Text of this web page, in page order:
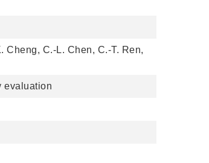
Cheng, C.-L. Chen, C.-T. Ren,
evaluation